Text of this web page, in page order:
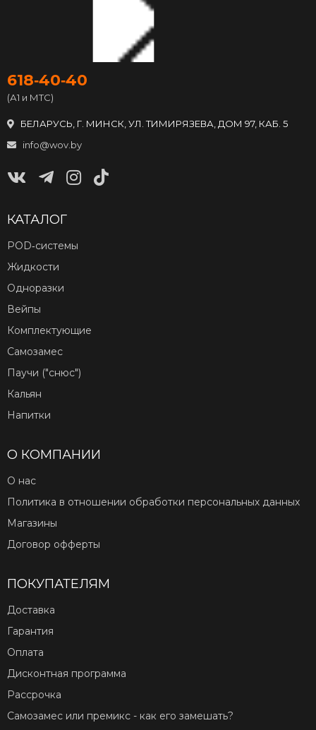
618‑40‑40
(А1 и МТС)
БЕЛАРУСЬ, Г. МИНСК, УЛ. ТИМИРЯЗЕВА, ДОМ 97, КАБ. 5
info@wov.by
КАТАЛОГ
POD‑системы
Жидкости
Одноразки
Вейпы
Комплектующие
Самозамес
Паучи ("снюс")
Кальян
Напитки
О КОМПАНИИ
О нас
Политика в отношении обработки персональных данных
Магазины
Договор офферты
ПОКУПАТЕЛЯМ
Доставка
Гарантия
Оплата
Дисконтная программа
Рассрочка
Самозамес или премикс - как его замешать?